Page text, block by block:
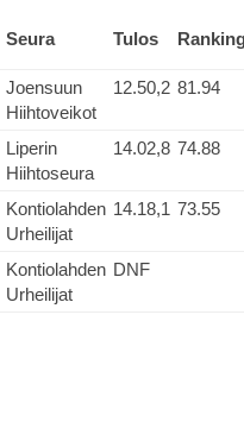
Seura Tulos
Joensuun
Hiihtoveikot
12.50,2 81.94
Liperin
Hiihtoseura
14.02,8 74.88
Kontiolahden
Urheilijat
14.18,1 73.55
Kontiolahden
Urheilijat
DNF